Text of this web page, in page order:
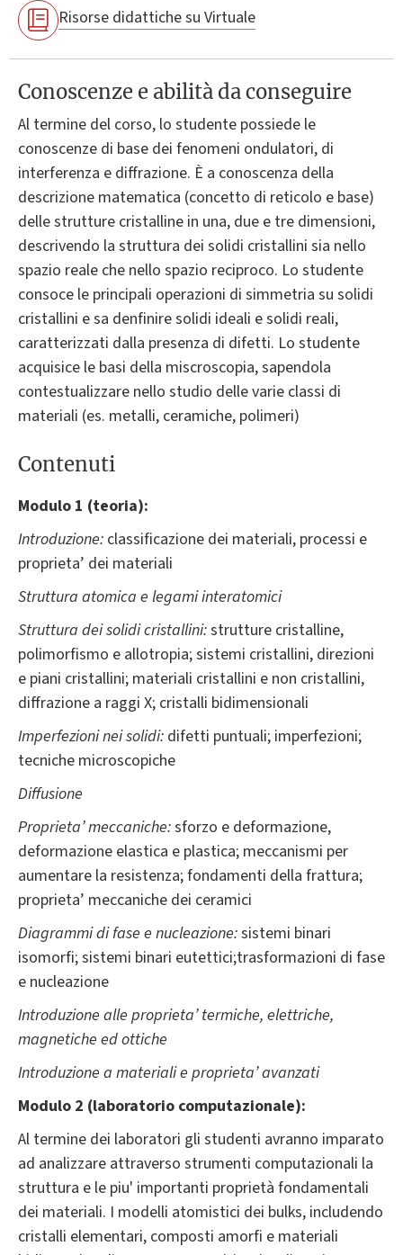
Risorse didattiche su Virtuale
Conoscenze e abilità da conseguire
Al termine del corso, lo studente possiede le
conoscenze di base dei fenomeni ondulatori, di
interferenza e diffrazione. È a conoscenza della
descrizione matematica (concetto di reticolo e base)
delle strutture cristalline in una, due e tre dimensioni,
descrivendo la struttura dei solidi cristallini sia nello
spazio reale che nello spazio reciproco. Lo studente
consoce le principali operazioni di simmetria su solidi
cristallini e sa denfinire solidi ideali e solidi reali,
caratterizzati dalla presenza di difetti. Lo studente
acquisice le basi della miscroscopia, sapendola
contestualizzare nello studio delle varie classi di
materiali (es. metalli, ceramiche, polimeri)
Contenuti
Modulo 1 (teoria):
Introduzione: classificazione dei materiali, processi e
proprieta’ dei materiali
Struttura atomica e legami interatomici
Struttura dei solidi cristallini:strutture cristalline,
polimorfismo e allotropia; sistemi cristallini, direzioni
e piani cristallini; materiali cristallini e non cristallini,
diffrazione a raggi X; cristalli bidimensionali
Imperfezioni nei solidi: difetti puntuali; imperfezioni;
tecniche microscopiche
Diffusione
Proprieta’ meccaniche:sforzo e deformazione,
deformazione elastica e plastica; meccanismi per
aumentare la resistenza; fondamenti della frattura;
proprieta’ meccaniche dei ceramici
Diagrammi di fase e nucleazione:sistemi binari
isomorfi; sistemi binari eutettici;trasformazioni di fase
e nucleazione
Introduzione alle proprieta’ termiche, elettriche,
magnetiche ed ottiche
Introduzione a materiali e proprieta’ avanzati
Modulo 2 (laboratorio computazionale):
Al termine dei laboratori gli studenti avranno imparato
ad analizzare attraverso strumenti computazionali la
struttura e le piu' importanti proprietà fondamentali
dei materiali. I modelli atomistici dei bulks, includendo
cristalli elementari, composti amorfi e materiali